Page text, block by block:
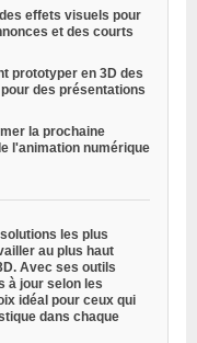
effets visuels pour
et des courts
prototyper en 3D des
des présentations
la prochaine
l'animation numérique
les plus
au plus haut
Avec ses outils
à jour selon les
idéal pour ceux qui
dans chaque